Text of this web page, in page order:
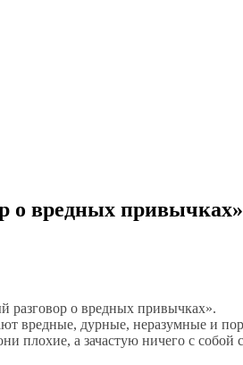
о вредных
разговор о вредных привычках».
вредные, дурные, неразумные и
а зачастую ничего с собой